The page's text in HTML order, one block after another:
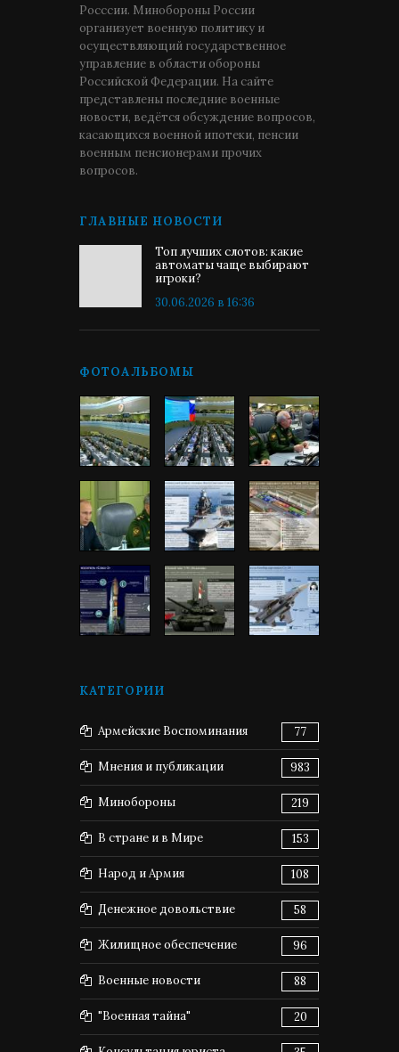
Росссии. Минобороны России
организует военную политику и
осуществляющий государственное
управление в области обороны
Российской Федерации. На сайте
представлены последние военные
новости, ведётся обсуждение вопросов,
касающихся военной ипотеки, пенсии
военным пенсионерами прочих
вопросов.
ГЛАВНЫЕ НОВОСТИ
Топ лучших слотов: какие
автоматы чаще выбирают
игроки?
30.06.2026 в 16:36
ФОТОАЛЬБОМЫ
КАТЕГОРИИ
Армейские Воспоминания 77
Мнения и публикации 983
Минобороны 219
В стране и в Мире 153
Народ и Армия 108
Денежное довольствие 58
Жилищное обеспечение 96
Военные новости 88
"Военная тайна" 20